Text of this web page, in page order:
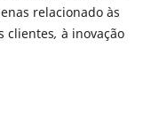
relacionado às
clientes, à inovação